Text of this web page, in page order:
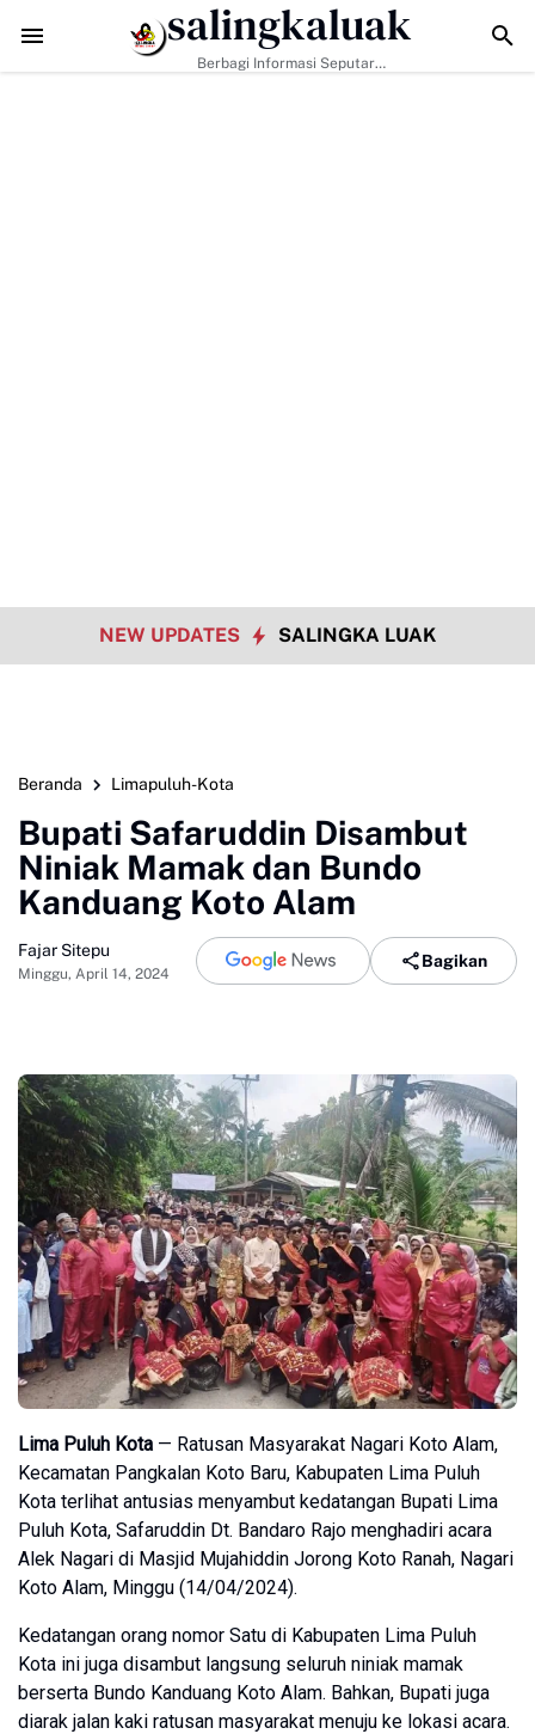
Miskin Tak Terlewat BantuanTMMD ke-129 Kodim 0306/50 Kota
salingkaluak
Berbagi Informasi Seputar
NEW UPDATES SALINGKA LUAK
Beranda Limapuluh-Kota
Bupati Safaruddin Disambut
Niniak Mamak dan Bundo
Kanduang Koto Alam
Fajar Sitepu
Minggu, April 14, 2024
Bagikan
Lima Puluh Kota — Ratusan Masyarakat Nagari Koto Alam,
Kecamatan Pangkalan Koto Baru, Kabupaten Lima Puluh
Kota terlihat antusias menyambut kedatangan Bupati Lima
Puluh Kota, Safaruddin Dt. Bandaro Rajo menghadiri acara
Alek Nagari di Masjid Mujahiddin Jorong Koto Ranah, Nagari
Koto Alam, Minggu (14/04/2024).
Kedatangan orang nomor Satu di Kabupaten Lima Puluh
Kota ini juga disambut langsung seluruh niniak mamak
berserta Bundo Kanduang Koto Alam. Bahkan, Bupati juga
diarak jalan kaki ratusan masyarakat menuju ke lokasi acara.